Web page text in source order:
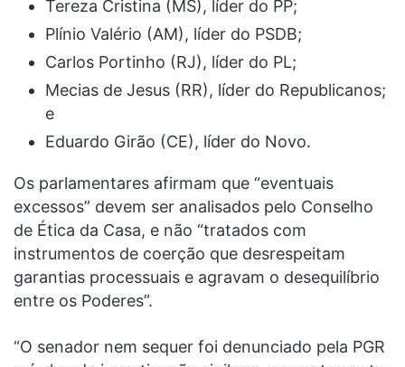
Tereza Cristina (MS), líder do PP;
Plínio Valério (AM), líder do PSDB;
Carlos Portinho (RJ), líder do PL;
Mecias de Jesus (RR), líder do Republicanos;
e
Eduardo Girão (CE), líder do Novo.
Os parlamentares afirmam que “eventuais
excessos” devem ser analisados pelo Conselho
de Ética da Casa, e não “tratados com
instrumentos de coerção que desrespeitam
garantias processuais e agravam o desequilíbrio
entre os Poderes”.
“O senador nem sequer foi denunciado pela PGR